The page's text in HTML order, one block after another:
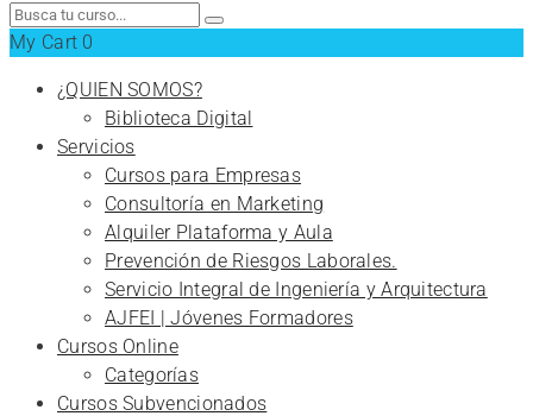
Search
for:
My Cart 0
¿QUIEN SOMOS?
Biblioteca Digital
Servicios
Cursos para Empresas
Consultoría en Marketing
Alquiler Plataforma y Aula
Prevención de Riesgos Laborales.
Servicio Integral de Ingeniería y Arquitectura
AJFEI | Jóvenes Formadores
Cursos Online
Categorías
Cursos Subvencionados